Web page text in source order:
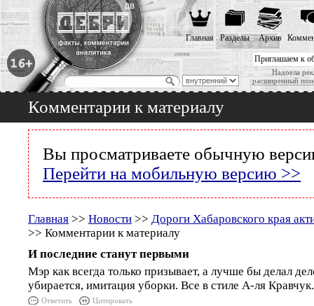
Приглашаем к
Надоела
расширенный
Главная Разделы Архив
Комментарии к материалу
Вы просматриваете обычную
Перейти на мобильную версию >>
Главная >> Новости >> Дороги Хабаровского края
>> Комментарии к материалу
И последние станут первыми
Мэр как всегда только призывает, а лучше бы делал
убирается, имитация уборки. Все в стиле А-ля Кравчук.
Ответить Цитировать